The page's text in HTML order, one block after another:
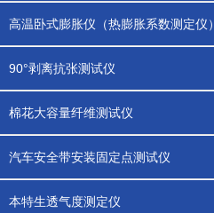
高温卧式膨胀仪（热膨胀系数测定仪）
90°剥离抗张测试仪
棉花大容量纤维测试仪
汽车安全带安装固定点测试仪
本特生透气度测定仪